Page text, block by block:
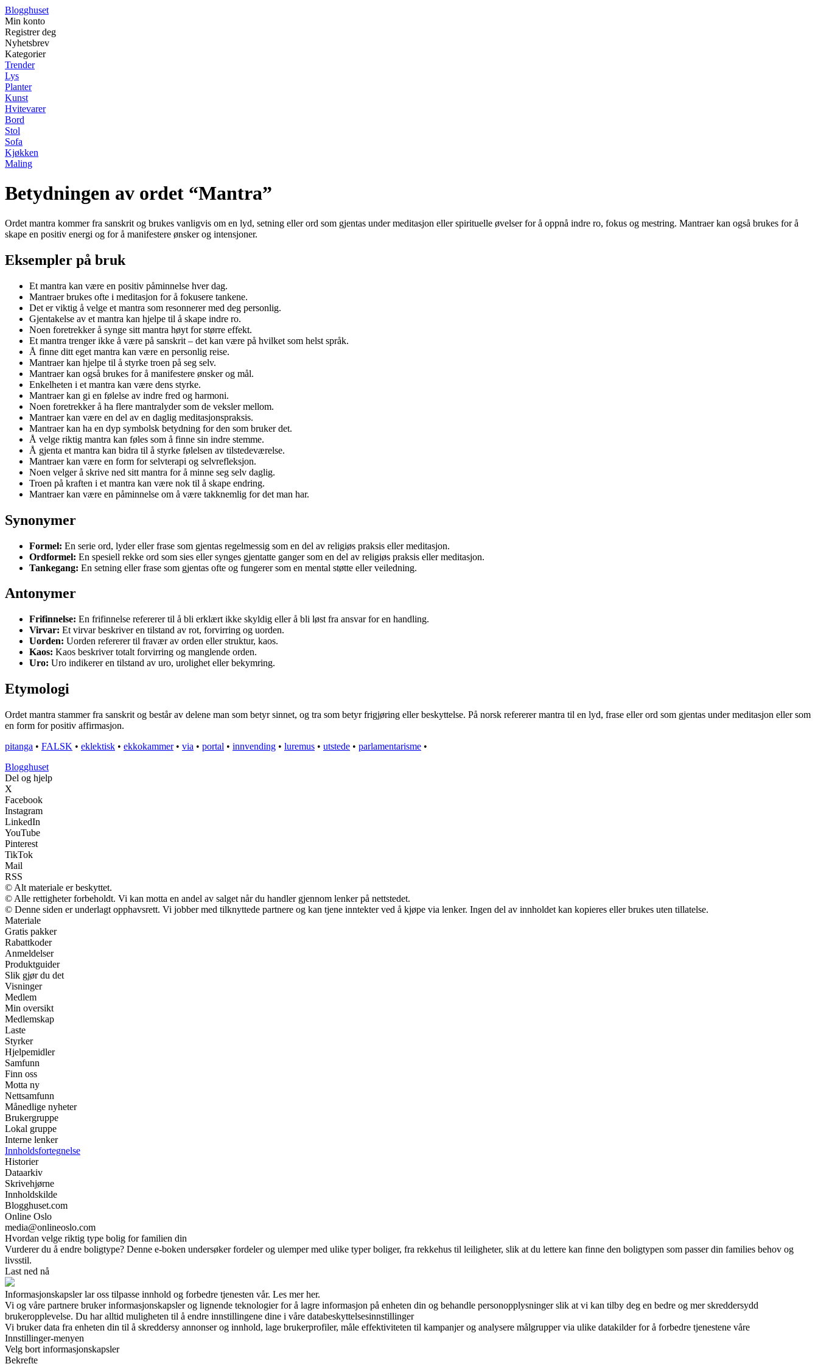
Blogghuset
Min konto
Registrer deg
Nyhetsbrev
Kategorier
Trender
Lys
Planter
Kunst
Hvitevarer
Bord
Stol
Sofa
Kjøkken
Maling
Betydningen av ordet “Mantra”
Ordet mantra kommer fra sanskrit og brukes vanligvis om en lyd, setning eller ord som gjentas under meditasjon eller spirituelle øvelser for å oppnå indre ro, fokus og mestring. Mantraer kan også brukes for å
skape en positiv energi og for å manifestere ønsker og intensjoner.
Eksempler på bruk
Et mantra kan være en positiv påminnelse hver dag.
Mantraer brukes ofte i meditasjon for å fokusere tankene.
Det er viktig å velge et mantra som resonnerer med deg personlig.
Gjentakelse av et mantra kan hjelpe til å skape indre ro.
Noen foretrekker å synge sitt mantra høyt for større effekt.
Et mantra trenger ikke å være på sanskrit – det kan være på hvilket som helst språk.
Å finne ditt eget mantra kan være en personlig reise.
Mantraer kan hjelpe til å styrke troen på seg selv.
Mantraer kan også brukes for å manifestere ønsker og mål.
Enkelheten i et mantra kan være dens styrke.
Mantraer kan gi en følelse av indre fred og harmoni.
Noen foretrekker å ha flere mantralyder som de veksler mellom.
Mantraer kan være en del av en daglig meditasjonspraksis.
Mantraer kan ha en dyp symbolsk betydning for den som bruker det.
Å velge riktig mantra kan føles som å finne sin indre stemme.
Å gjenta et mantra kan bidra til å styrke følelsen av tilstedeværelse.
Mantraer kan være en form for selvterapi og selvrefleksjon.
Noen velger å skrive ned sitt mantra for å minne seg selv daglig.
Troen på kraften i et mantra kan være nok til å skape endring.
Mantraer kan være en påminnelse om å være takknemlig for det man har.
Synonymer
Formel: En serie ord, lyder eller frase som gjentas regelmessig som en del av religiøs praksis eller meditasjon.
Ordformel: En spesiell rekke ord som sies eller synges gjentatte ganger som en del av religiøs praksis eller meditasjon.
Tankegang: En setning eller frase som gjentas ofte og fungerer som en mental støtte eller veiledning.
Antonymer
Frifinnelse: En frifinnelse refererer til å bli erklært ikke skyldig eller å bli løst fra ansvar for en handling.
Virvar: Et virvar beskriver en tilstand av rot, forvirring og uorden.
Uorden: Uorden refererer til fravær av orden eller struktur, kaos.
Kaos: Kaos beskriver totalt forvirring og manglende orden.
Uro: Uro indikerer en tilstand av uro, urolighet eller bekymring.
Etymologi
Ordet mantra stammer fra sanskrit og består av delene man som betyr sinnet, og tra som betyr frigjøring eller beskyttelse. På norsk refererer mantra til en lyd, frase eller ord som gjentas under meditasjon eller som
en form for positiv affirmasjon.
pitanga • FALSK • eklektisk • ekkokammer• via • portal • innvending • luremus • utstede • parlamentarisme •
Blogghuset
Del og hjelp
X
Facebook
Instagram
LinkedIn
YouTube
Pinterest
TikTok
Mail
RSS
© Alt materiale er beskyttet.
© Alle rettigheter forbeholdt. Vi kan motta en andel av salget når du handler gjennom lenker på nettstedet.
© Denne siden er underlagt opphavsrett. Vi jobber med tilknyttede partnere og kan tjene inntekter ved å kjøpe via lenker. Ingen del av innholdet kan kopieres eller brukes uten tillatelse.
Materiale
Gratis pakker
Rabattkoder
Anmeldelser
Produktguider
Slik gjør du det
Visninger
Medlem
Min oversikt
Medlemskap
Laste
Styrker
Hjelpemidler
Samfunn
Finn oss
Motta ny
Nettsamfunn
Månedlige nyheter
Brukergruppe
Lokal gruppe
Interne lenker
Innholdsfortegnelse
Historier
Dataarkiv
Skrivehjørne
Innholdskilde
Blogghuset.com
Online Oslo
media@onlineoslo.com
Hvordan velge riktig type bolig for familien din
Vurderer du å endre boligtype? Denne e-boken undersøker fordeler og ulemper med ulike typer boliger, fra rekkehus til leiligheter, slik at du lettere kan finne den boligtypen som passer din families behov og
livsstil.
Last ned nå
Informasjonskapsler lar oss tilpasse innhold og forbedre tjenesten vår. Les mer her.
Vi og våre partnere bruker informasjonskapsler og lignende teknologier for å lagre informasjon på enheten din og behandle personopplysninger slik at vi kan tilby deg en bedre og mer skreddersydd
brukeropplevelse. Du har alltid muligheten til å endre innstillingene dine i våre databeskyttelsesinnstillinger
Vi bruker data fra enheten din til å skreddersy annonser og innhold, lage brukerprofiler, måle effektiviteten til kampanjer og analysere målgrupper via ulike datakilder for å forbedre tjenestene våre
Innstillinger-menyen
Velg bort informasjonskapsler
Bekrefte